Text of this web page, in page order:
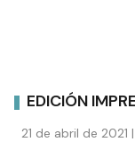
EDICIÓN
21 de abril de